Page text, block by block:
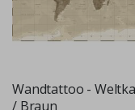
Wandtattoo -
/ Braun